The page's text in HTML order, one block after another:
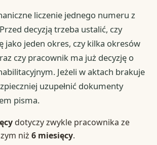
liczenie jednego numeru z
decyzją trzeba ustalić, czy
jako jeden okres, czy kilka okresów
czy pracownik ma już decyzję o
Jeżeli w aktach brakuje
uzupełnić dokumenty
pisma.
dotyczy zwykle pracownika ze
niż 6 miesięcy.